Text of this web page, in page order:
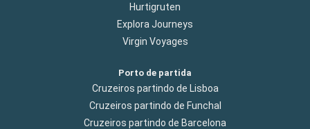
Hurtigruten
Explora Journeys
Virgin Voyages
Porto de partida
Cruzeiros partindo de Lisboa
Cruzeiros partindo de Funchal
Cruzeiros partindo de Barcelona